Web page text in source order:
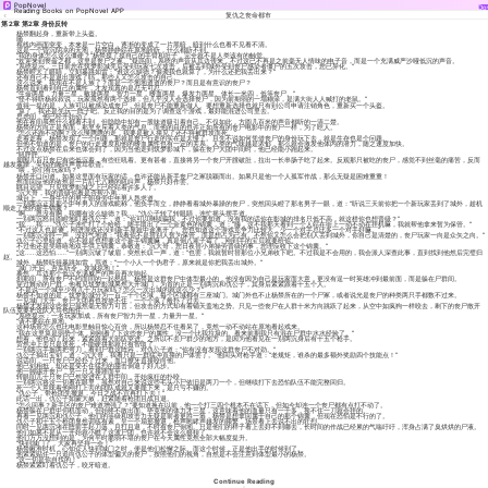
PopNovel
Reading Books on PopNovel APP
复仇之丧命都市
第2章 第2章 身份反转
杨禁翻起身，重新带上头盔。
嘀
视线内画面突变，本来是一片空白，逐渐的变成了一片黑暗，暗到什么也看不见看不清。
这是一个昏沉阴凉的天地，杨禁静静站在原地聆听，什么都听不到。
“我的身体怎么这么僵硬？”杨禁摸了摸自己的手臂和肚子，完全就不是人类该有的触觉。
“欢迎来到丧命之都，这里是丧尸之冢。”疑惑间，系统的声音从耳边传来，不过这已不再是之前毫无人情味的电子音，而是一个充满威严沙哑低沉的声音。
“系统提示，三日前您在筑梦影城先后受到玩家七次攻击，后被丢到城外受到丧尸感染者僵尸的五次攻击，您已异化。”
杨禁瞪大了眼睛，立刻暴跳如雷：“谁这么缺德？偷袭我也就算了，为什么还把我丢出来？”
还有自己不是退出游戏了吗，那些人又怎么攻击的自己。
这么说来，我现在不是人族了？而是一个地地道道的丧尸？而且是有意识的丧尸？
杨禁直到看到自己的属性，才发现真的是忍无可忍。
“生命两星，力量三星，敏捷两星，智力一星，嗜血两星，爆发力两星。体长一米四，低等丧尸。”
“怪不得听杨叔叔说，玩家虽然有两个选择，但几乎没人会选择丧尸，因为前期弱的一塌糊涂，是满大街人人喊打的老鼠。”
值得一提的是，人族可以被感染成丧尸，但是丧尸不能重新做人。要想重新选择也就只有到公司申请注销角色，重新买一个头盔。
“算了，我还是先玩一阵子吧。反正我的目的是为了调查这个游戏，最好能混进公司里去。”
思虑间，他已经开始动了。
他在夜间虽然什么都看不到，但隐隐中却有一股味道吸引着自己。不仅如此，方圆几百米的声音都听的一清二楚。
杨禁的方向正是东面，那里充斥着人类的气息，而他的目的也许正如所有的丧尸电影中的丧尸一样，为了吃人。
“怎么还跑不动啊？这么慢腾腾的走，我要是被人撞见了还不得被群攻而死。”
走着走着，杨禁发现了一个问题，那就是丧尸行走的实在是太慢了。且先不说如何凭借丧尸的身份玩下去，就是生存也是个问题。
但他不知道的是，丧尸的行走速度和他的嗜血属性也有一定的关系。人类的气味越是浓郁，那么就会激发他体内的潜力，随之速度加快。
不过这点杨禁在后来也体会到了，因为当他走到筑梦影城下，躲在丧尸大团中间时，他已经能小跑起来。
“吼呼呼……”
周围几百只丧尸有些低沉着，有些狂吼着。更有甚者，直接将另一个丧尸开膛破肚，拉出一长串肠子吃了起来。反观那只被吃的丧尸，感觉不到丝毫的痛苦，反而
越发暴躁，尖锐的嘶叫声震耳欲聋。
“喂，你们有玩家吗？”
杨禁开口问道。如果这里面有玩家的话，也许还能从新手丧尸之冢脱颖而出。如果只是他一个人孤军作战，那么无疑是困难重重！
然而回应他的依然是一片乱七八糟的吼叫声，杨禁只好作罢。
眺目远望，只见筑梦影城之上已经站着许多人了。
“沉大哥，我的晋级你看是否帮小弟……”
城台上，一身牛仔的男子朝身旁中年男人恳求道。
一别两沉正是那个中年男人的游戏昵称，他负手而立，静静看着城外暴躁的丧尸，突然回头瞪了那名男子一眼，道：“听说三天前你把一个新玩家丢到了城外，趁机
顺走了他的新手锦囊？”
“啊……恩没有啊，我哪有这么缺德？我……”仇公子转了转眼睛，连忙摇头摆手道。
一别两沉怒目圆瞪地盯着仇公子，道：“你可以继续骗我，不过你要知道，没有我的话你在影城的排名只低不高，就这样你也想晋级？”
“我……我……”仇公子连忙打了个哈哈，随手取出了一个金黄色的锦囊，道：“嗨，这不我那天看到一个人站在街上一动不动在挂机嘛，我就帮他拿来暂为保管。”
“不过这人也是傻，刚进游戏还没到新手屋就中途离开了。您也知道这个游戏竞争力比较大，少一个对手总比多一个对手好嘛。”
一别两沉冷哼一声，没好气地道：“我看你不是替别人暂为保管，而是想占为己有。不然你又怎么会把别人丢到城外，你自己是清楚的，丧尸玩家一向是众矢之向。”
仇公子心里暗道，你不就是也想要这个新手锦囊嘛，真是倒八辈子霉了，刚到手的宝贝就要给你。
不过他还是笑嘻嘻地双手供上锦囊，恭敬道：“沉大哥，您日夜替小弟操劳晋级的事，您理应收下这个锦囊。”
“这……这恐怕……”一别两沉皱了皱眉，突然长叹一声，道：“也罢，我就暂时替那位小兄弟收下吧。不过我是不会用的，我会派人深查此事，直到找到他然后完璧归
赵。”
城外，杨禁听得暴跳如雷，骂道：“一个小人一个伪君子，原来就是你把我丢出城外。”
“城门开启，吾军听令，攻城掠地！”
蓦然，耳边那个低沉充满威严的声音再次响起。
刹那间，所有丧尸不约而同的一起怒吼。杨禁是这群丧尸中体型最小的，他没有因为自己是玩家而大意，更没有逞一时英雄冲到最前面，而是躲在尸群间。
穿过舞动的尸群，他看见筑梦影城果然大开城门，为首的正是一别两沉和仇公子，其身后紧紧跟着十五个人。
“不是说一个城至少有几十万玩家吗？怎么一次出城的就这么少？”
杨禁不知道的是，筑梦影城分为一百二十个区域，每个区域都有三座城门。城门外也不止杨禁所在的一个尸冢，或者说光是丧尸的种类两只手都数不过来。
一见城门大开，丧尸大团再也按捺不住，一个个疯了般扑了过去。
杨禁才发现这些丧尸虽然毫无智力可言，但攻击的方式却有着铺天盖地之势。只见一些丧尸在人群十米方向跳跃了起来，从空中如疯狗一样咬去，剩下的丧尸散开
队伍竟要把这队人马包围住。
“系统提示：一名玩家加成，所有丧尸智力升一星，力量升一星。”
“请不要站在原地。”
这种场景怎么也比电影里触目惊心百倍，所以杨禁忍不住看呆了，竟然一动不动站在原地看起戏来。
“我在这里算是弱势个体，刚刚看了下这些丧尸的属性，没一个比我垃圾的。看来前期我只有混在尸群中水水经验了。”
想着，他也动了起来，紧紧跟着大部队突进。之所以不去尸群少的地方，是因为他看见在一别两沉身后有十五个枪手。
贸然冲上去只是送死，不能硬拼那就只有智取了。
一别两沉手握两把弯刀，看到尸群这阵容，对仇公子道：“你有没有发现这群丧尸不对劲。”
仇公子抽出宝剑，道：“沉大哥，我看只是一群猛冲直撞的尸体罢了。”他回头对枪手道：“老规矩，谁杀的最多额外奖励四个技能点！”
说话间，一只丧尸已经扑了过来，血口獠牙直接咬向他。
他已剑相抵，却还是受不住猛烈的撞击倒退了好几步。
他一脚踢开丧尸，另一只又接踵而至。
转眼间几十只丧尸已然突进在人群中间，开始疯狂的扑咬。
一别两沉将这一切看在眼里，虽然对自己来说这些毛头小尸依旧是两刀一个，但继续打下去恐怕队伍不能完整回归。
死一个人意味着他刚打上去的团队成就又要降下来，是只亏不赚的。
“仇公子，带枪团先撤退，今日之战不宜再打下去！”
此话一出，仇公子如蒙大赦，赶紧随着枪团且战且退。
“怎么回事？新手区的丧尸难道增强了？”要知道换在以前，他一个打三四个根本不在话下，但如今却连一个丧尸都有点打不动了。
杨禁躲在尸群中伺机而动，但始终不敢出面。毕竟他的体力才三星，这意味着他的血量只有一千多，挨不住一刀就会挂的。
再看一见两沉和仇公子，他们的等级和攻击力无疑是前者更胜一筹，杨禁是想拿回属于自己的那个锦囊，但现在恐怕是不行的了。
仇公子和十五个枪团显然训练有素，呈一个扇形撤退，枪声咆哮声越发的频繁，场景看上去说不出的壮烈。
同时一见两沉堵在阵前手起刀落，且打且退，不时有丧尸倒地。只是他们的样子看上去好不到哪去，长时间的作战已经累的气喘吁吁，浑身占满了臭烘烘的尸液。
他们如果不是从一开始就小瞧了这波尸团，也许就不会这么狼狈了。
他们万万没想到的是，为何平时脆弱不堪的丧尸在今天属性竟然全部大幅度提升。
“快到城门了，大家再坚持一会！”
杨禁瞅准时机，心知众人快到城门之时，便是他们松懈之际。而这个时候，正是他出手的时候到了。
他紧紧贴住一只追向仇公子的体型偏大的丧尸，按照他们的视角，自然是不会注意到体型最小的杨禁。
“这一切是你自找的！”
杨禁紧紧盯着仇公子，咬牙暗道。
Continue Reading